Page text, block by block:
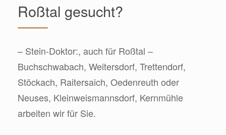
Roßtal gesucht?
– Stein-Doktor:, auch für Roßtal –
Buchschwabach, Weitersdorf, Trettendorf,
Stöckach, Raitersaich, Oedenreuth oder
Neuses, Kleinweismannsdorf, Kernmühle
arbeiten wir für Sie.